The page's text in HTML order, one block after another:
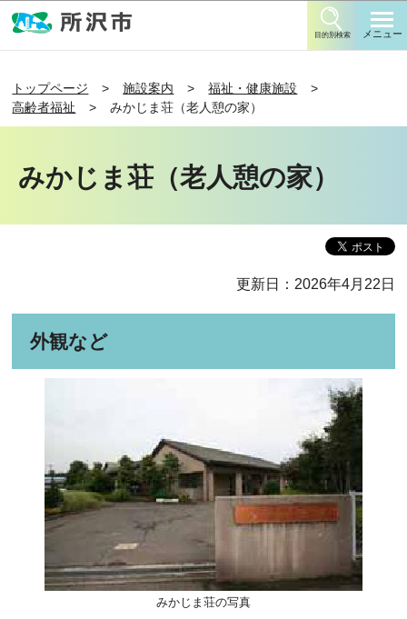
目的別検索 メニュー
トップページ 施設案内
福祉・健康施設
高齢者福祉
みかじま荘（老人憩の家）
みかじま荘（老人憩の家）
更新日：2026年4月22日
外観など
みかじま荘の写真